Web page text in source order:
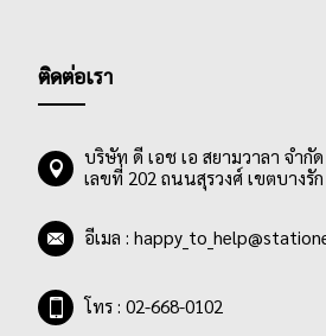
ติดต่อเรา
บริษัท ดี เอช เอ สยามวาลา จำกัด
เลขที่ 202 ถนนสุรวงศ์ เขตบางรั
อีเมล :
โทร : 02-668-0102